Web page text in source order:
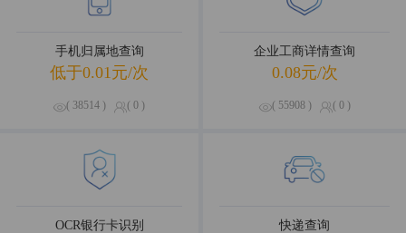
手机归属地查询
低于0.01元/次
( 38514 ) ( 0 )
企业工商详情查询
0.08元/次
( 55908 ) ( 0 )
OCR银行卡识别 快递查询